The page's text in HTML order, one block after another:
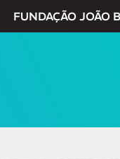
FUNDAÇÃO JOÃO